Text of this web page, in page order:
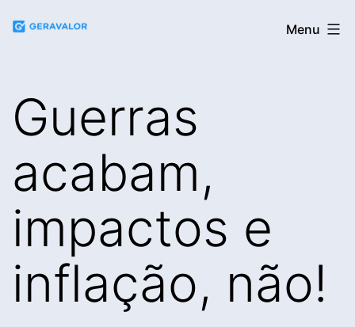
conteúdo
Blog
Menu
Guerras
acabam,
impactos e
inflação, não!